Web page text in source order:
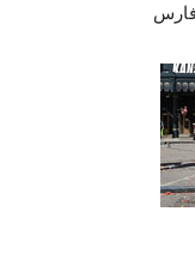
فارس